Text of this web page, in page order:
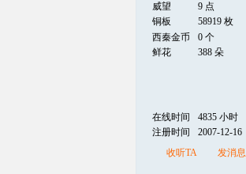
威望
9 点
铜板
58919 枚
西秦金币
0 个
鲜花
388 朵
在线时间
4835 小时
注册时间
2007-12-16
收听TA
发消息